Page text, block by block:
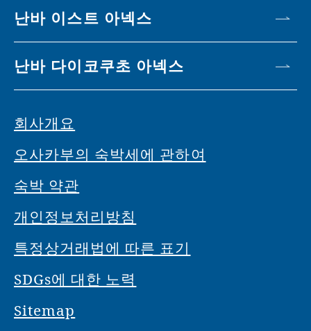
난바 이스트 아넥스
난바 다이코쿠초 아넥스
회사개요
오사카부의 숙박세에 관하여
숙박 약관
개인정보처리방침
특정상거래법에 따른 표기
SDGs에 대한 노력
Sitemap